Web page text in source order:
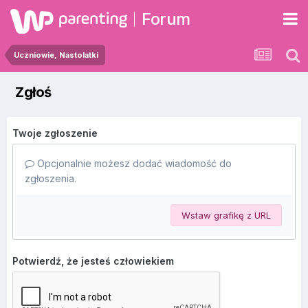
Forum
Uczniowie, Nastolatki
Zgłoś
Twoje zgłoszenie
Opcjonalnie możesz dodać wiadomość do
zgłoszenia.
Wstaw grafikę z URL
Potwierdź, że jesteś człowiekiem